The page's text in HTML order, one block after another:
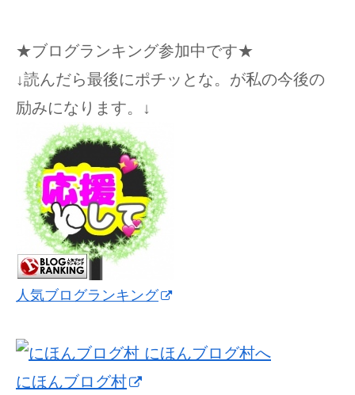
★ブログランキング参加中です★
↓読んだら最後にポチッとな。が私の今後の
励みになります。↓
人気ブログランキング
にほんブログ村